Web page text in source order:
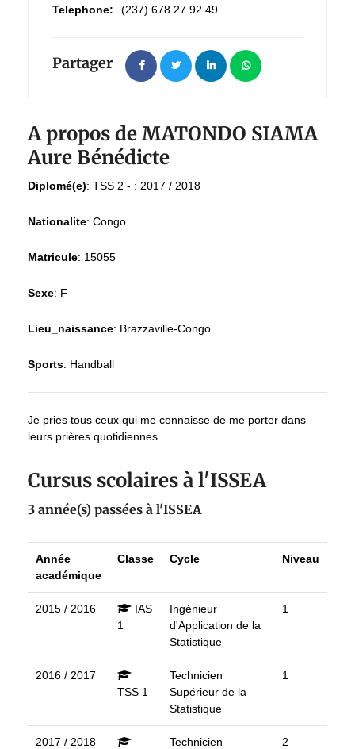
Telephone:
(237) 678 27 92 49
Partager
A propos de MATONDO SIAMA
Aure Bénédicte
Diplomé(e): TSS 2 - : 2017 / 2018
Nationalite: Congo
Matricule: 15055
Sexe: F
Lieu_naissance: Brazzaville-Congo
Sports: Handball
Je pries tous ceux qui me connaisse de me porter dans
leurs prières quotidiennes
Cursus scolaires à l'ISSEA
3 année(s) passées à l'ISSEA
Année
académique
Classe Cycle Niveau
2015 / 2016
IAS
1
Ingénieur
d'Application de la
Statistique
1
2016 / 2017
TSS 1
Technicien
Supérieur de la
Statistique
1
2017 / 2018 Technicien 2